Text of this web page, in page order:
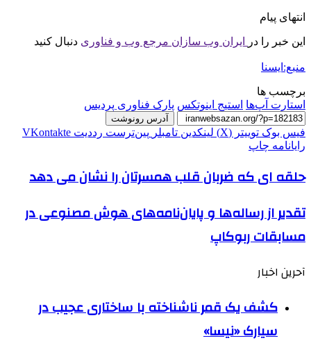
انتهای پیام
این خبر را در ایران وب سازان مرجع وب و فناوری دنبال کنید
منبع:ایسنا
برچسب ها
استارت آپ‌ها استیج اینوتکس پارک فناوری پردیس
آدرس رونوشت
فیس بوک توییتر (X) لینکدین ‫تامبلر ‫پین‌ترست ‫رددیت ‫VKontakte
رایانامه چاپ
حلقه ای که ضربان قلب همسرتان را نشان می دهد
تقدیر از رساله‌ها و پایان‌نامه‌های هوش مصنوعی در
مسابقات ربوکاپ
آحرین اخبار
کشف یک قمر ناشناخته با ساختاری عجیب در
سیارک «نیسا»